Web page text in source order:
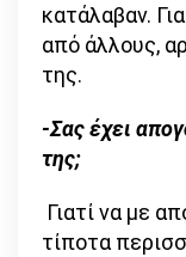
κατάλαβαν.
από άλλους,
της.
-Σας έχει
της;
Γιατί να με
τίποτα